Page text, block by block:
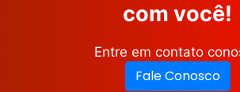
com você!
Entre em contato
Fale Conosco